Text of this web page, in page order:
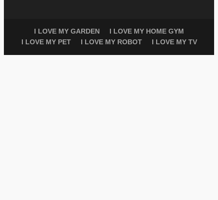
I LOVE MY GARDEN
I LOVE MY HOME GYM
I LOVE MY PET
I LOVE MY ROBOT I LOVE MY TV